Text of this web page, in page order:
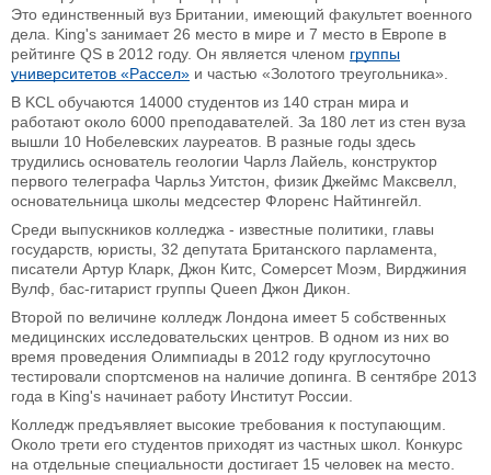
Это единственный вуз Британии, имеющий факультет военного
дела. King's занимает 26 место в мире и 7 место в Европе в
рейтинге QS в 2012 году. Он является членом группы
университетов «Рассел» и частью «Золотого треугольника».
В KCL обучаются 14000 студентов из 140 стран мира и
работают около 6000 преподавателей. За 180 лет из стен вуза
вышли 10 Нобелевских лауреатов. В разные годы здесь
трудились основатель геологии Чарлз Лайель, конструктор
первого телеграфа Чарльз Уитстон, физик Джеймс Максвелл,
основательница школы медсестер Флоренс Найтингейл.
Среди выпускников колледжа - известные политики, главы
государств, юристы, 32 депутата Британского парламента,
писатели Артур Кларк, Джон Китс, Сомерсет Моэм, Вирджиния
Вулф, бас-гитарист группы Queen Джон Дикон.
Второй по величине колледж Лондона имеет 5 собственных
медицинских исследовательских центров. В одном из них во
время проведения Олимпиады в 2012 году круглосуточно
тестировали спортсменов на наличие допинга. В сентябре 2013
года в King's начинает работу Институт России.
Колледж предъявляет высокие требования к поступающим.
Около трети его студентов приходят из частных школ. Конкурс
на отдельные специальности достигает 15 человек на место.